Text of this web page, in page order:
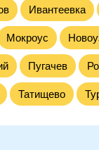
Ивантеевка
Мокроус
Пугачев
Татищево